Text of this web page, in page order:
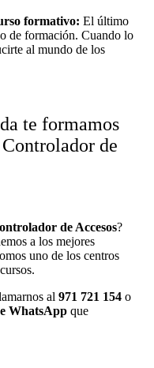
formativo: El último
de formación. Cuando lo
al mundo de los
te formamos
de
de Accesos?
a los mejores
uno de los centros
al 971 721 154 o
WhatsApp que